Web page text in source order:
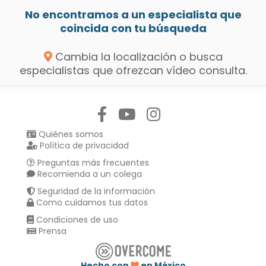
No encontramos a un especialista que
coincida con tu búsqueda
Cambia la localización o busca
especialistas que ofrezcan vídeo consulta.
Quiénes somos
Política de privacidad
Preguntas más frecuentes
Recomienda a un colega
Seguridad de la información
Como cuidamos tus datos
Condiciones de uso
Prensa